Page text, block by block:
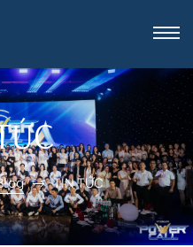
TIN TỨC